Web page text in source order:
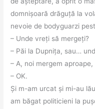
domnișoară drăguță la
nevoie de bodyguarzi
– Unde vreți să mergeți?
– Păi la Dupnița, sau…
– A, noi mergem aproape,
– OK.
Și m-am urcat și mi-au
am băgat politicieni la